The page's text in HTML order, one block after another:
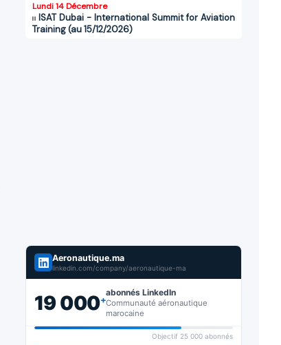
Lundi 14 Décembre
ISAT Dubai - International Summit for Aviation
Training (au 15/12/2026)
Aeronautique.ma
linkedin.com/company/aeronautique-ma
19 000+
abonnés LinkedIn
Communauté aéronautique
marocaine
Objectif 25 000 abonnés